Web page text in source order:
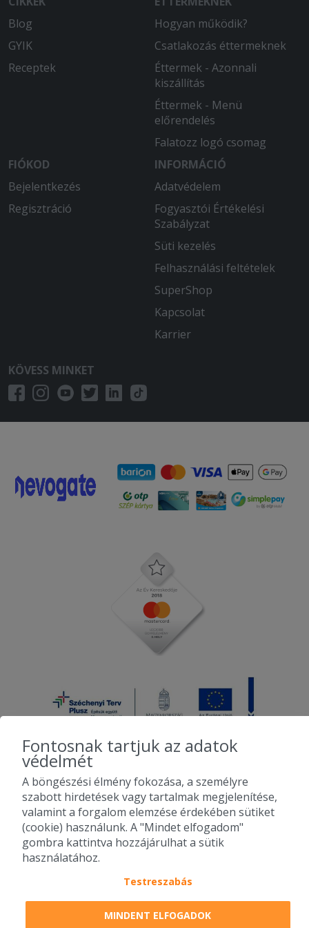
A MacCheese nem volt a legjobb.
Nagyon sós volt és nagyonkevés volt
rajta a sajt ( pedig 3x chedarral van
Isteni finom volt és kellő adag
Blog
GYIK
Receptek
Hogyan működik?
Csatlakozás éttermeknek
Éttermek - Azonnali
kiszállítás
Éttermek - Menü
előrendelés
Falatozz logó csomag
FIÓKOD
Bejelentkezés
Regisztráció
INFORMÁCIÓ
Adatvédelem
Fogyasztói Értékelési
Szabályzat
Süti kezelés
Felhasználási feltételek
SuperShop
Kapcsolat
Karrier
KÖVESS MINKET
2010-2026 Copyright - Falatozz.hu - Diston-line Kft.
Pizza, gyros, hamburger, menük kedvező áron, egy helyen az összes
étterem ajánlata.
Fontosnak tartjuk az adatok
védelmét
A böngészési élmény fokozása, a személyre
szabott hirdetések vagy tartalmak megjelenítése,
valamint a forgalom elemzése érdekében sütiket
(cookie) használunk. A "Mindet elfogadom"
gombra kattintva hozzájárulhat a sütik
használatához.
Testreszabás
MINDENT ELFOGADOK